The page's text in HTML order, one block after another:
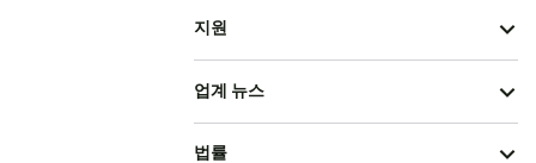
지원
업계 뉴스
법률